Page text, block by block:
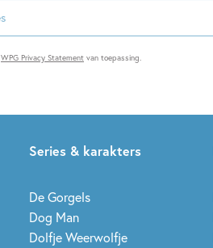
WPG Privacy Statement van toepassing.
Series & karakters
De Gorgels
Dog Man
Dolfje Weerwolfje